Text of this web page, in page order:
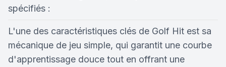
spécifiés :
L'une des caractéristiques clés de Golf Hit est sa
mécanique de jeu simple, qui garantit une courbe
d'apprentissage douce tout en offrant une